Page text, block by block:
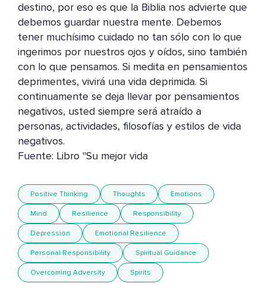
destino, por eso es que la Biblia nos advierte que
debemos guardar nuestra mente. Debemos
tener muchísimo cuidado no tan sólo con lo que
ingerimos por nuestros ojos y oídos, sino también
con lo que pensamos. Si medita en pensamientos
deprimentes, vivirá una vida deprimida. Si
continuamente se deja llevar por pensamientos
negativos, usted siempre será atraído a
personas, actividades, filosofías y estilos de vida
negativos.
Fuente: Libro "Su mejor vida
Positive Thinking Thoughts Emotions
Mind Resilience Responsibility
Depression Emotional Resilience
Personal Responsibility Spiritual Guidance
Overcoming Adversity Spirits